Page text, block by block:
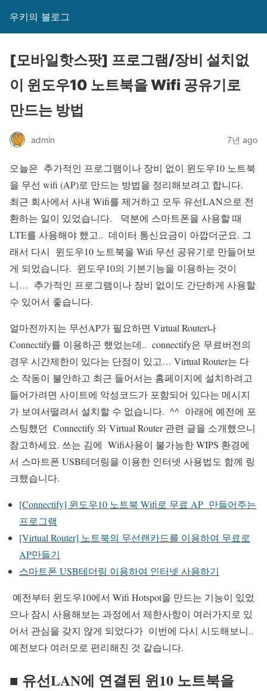
우키의 블로그
[모바일핫스팟] 프로그램/장비 설치없
이 윈도우10 노트북을 Wifi 공유기로
만드는 방법
admin 7년 ago
오늘은 추가적인 프로그램이나 장비 없이 윈도우10 노트북
을 무선 wifi (AP)로 만드는 방법을 정리해보려고 합니다.
최근 회사에서 사내 Wifi를 제거하고 모두 유선LAN으로 전
환하는 일이 있었습니다. 덕분에 스마트폰을 사용할 때
LTE를 사용해야 했고.. 데이터 통신요금이 아깝더군요. 그
래서 다시 윈도우10 노트북을 Wifi 무선 공유기로 만들어보
게 되었습니다. 윈도우10의 기본기능을 이용하는 것이
니… 추가적인 프로그램이나 장비 없이도 간단하게 사용할
수 있어서 좋습니다.
얼마전까지는 무선AP가 필요하면 Virtual Router나
Connectify를 이용하곤 했었는데.. connectify은 무료버전의
경우 시간제한이 있다는 단점이 있고… Virtual Router는 다
소 작동이 불안하고 최근 들어서는 홈페이지에 설치하려고
들어가려면 사이트에 악성코드가 포함되어 있다는 메시지
가 보여서떨려서 설치할 수 없습니다. ^^ 아래에 예전에 포
스팅했던 Connectify 와 Virtual Router 관련 글을 소개했으니
참고하세요. 쓰는 김에 Wifi사용이 불가능한 WIPS 환경에
서 스마트폰 USB테더링을 이용한 인터넷 사용법도 함께 링
크했습니다.
[Connectify] 윈도우10 노트북 Wifi로 무료 AP 만들어주는
프로그램
[Virtual Router] 노트북의 무선랜카드를 이용하여 무료로
AP만들기
스마트폰 USB테더링 이용하여 인터넷 사용하기
예전부터 윈도우10에서 Wifi Hotspot을 만드는 기능이 있었
으나 잠시 사용해보는 과정에서 제한사항이 여러가지로 있
어서 관심을 갖지 않게 되었다가 이번에 다시 시도해보니..
예전보다 여러모로 편리해진 것 같습니다.
■ 유선LAN에 연결된 윈10 노트북을